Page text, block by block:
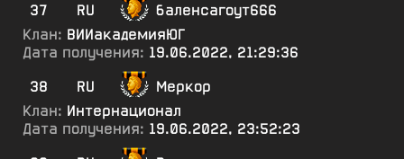
37
RU
баленсагоут666
Клан: ВИИакадемияЮГ
Дата получения: 19.06.2022, 21:29:36
38
RU
Меркор
Клан: Интернационал
Дата получения: 19.06.2022, 23:52:23